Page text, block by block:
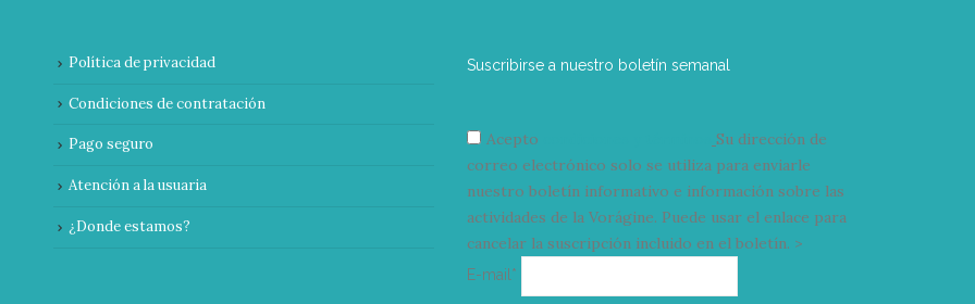
Política de privacidad
Condiciones de contratación
Pago seguro
Atención a la usuaria
¿Donde estamos?
Suscribirse a nuestro boletín semanal
Acepto
Su dirección de
correo electrónico solo se utiliza para enviarle
nuestro boletín informativo e información sobre las
actividades de la Vorágine. Puede usar el enlace para
cancelar la suscripción incluido en el boletín. >
E-mail*
electrónico